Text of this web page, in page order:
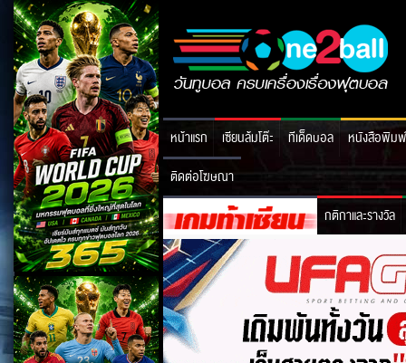
หน้าแรก เซียนล้มโต๊ะ ทีเด็ดบอล
หนังสือพิมพ์
ติดต่อโฆษณา
กติกาและรางวัล